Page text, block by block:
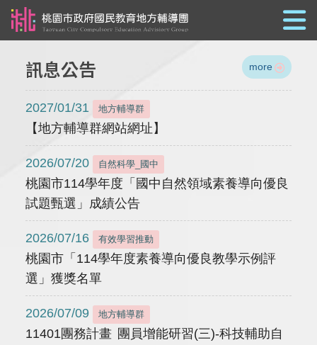
訊息公告 more
2027/01/31 地方輔導群
【地方輔導群網站網址】
2026/07/20 自然科學_國中
桃園市114學年度「國中自然領域素養導向優良
試題甄選」成績公告
2026/07/16 有效學習推動
桃園市「114學年度素養導向優良教學示例評
選」獲獎名單
2026/07/09 地方輔導群
11401團務計畫 團員增能研習(三)-科技輔助自